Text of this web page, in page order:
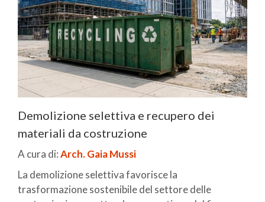
Demolizione selettiva e recupero dei
materiali da costruzione
A cura di:Arch. Gaia Mussi
La demolizione selettiva favorisce la
trasformazione sostenibile del settore delle